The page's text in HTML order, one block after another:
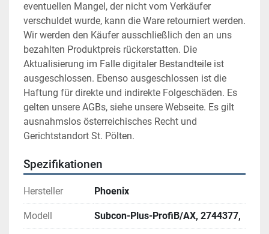
eventuellen Mangel, der nicht vom Verkäufer
verschuldet wurde, kann die Ware retourniert werden.
Wir werden den Käufer ausschließlich den an uns
bezahlten Produktpreis rückerstatten. Die
Aktualisierung im Falle digitaler Bestandteile ist
ausgeschlossen. Ebenso ausgeschlossen ist die
Haftung für direkte und indirekte Folgeschäden. Es
gelten unsere AGBs, siehe unsere Webseite. Es gilt
ausnahmslos österreichisches Recht und
Gerichtstandort St. Pölten.
Spezifikationen
Hersteller Phoenix
Modell Subcon-Plus-ProfiB/AX, 2744377,